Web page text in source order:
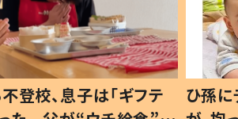
登校、息子は「ギフテ
ひ孫